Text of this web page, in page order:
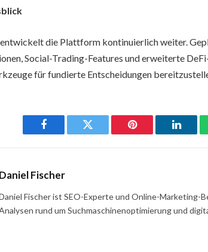
entwickelt die Plattform kontinuierlich weiter.
Social-Trading-Features und erweiterte
für fundierte Entscheidungen
Facebook Twitter Pinterest
Daniel Fischer
Fischer ist SEO-Experte und Online-Marketing-
rund um Suchmaschinenoptimierung und